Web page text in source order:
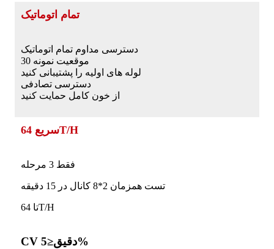
تمام اتوماتیک
دسترسی مداوم تمام اتوماتیک
30 موقعیت نمونه
لوله های اولیه را پشتیبانی کنید
دسترسی تصادفی
از خون کامل حمایت کنید
سریع 64T/H
فقط 3 مرحله
تست همزمان 2*8 کانال در 15 دقیقه
تا 64T/H
CV دقیق≤5%